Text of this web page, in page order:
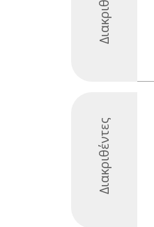
Διακριθέντες